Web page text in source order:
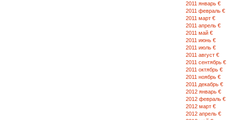
2011 январь €
2011 февраль €
2011 март €
2011 апрель €
2011 май €
2011 июнь €
2011 июль €
2011 август €
2011 сентябрь €
2011 октябрь €
2011 ноябрь €
2011 декабрь €
2012 январь €
2012 февраль €
2012 март €
2012 апрель €